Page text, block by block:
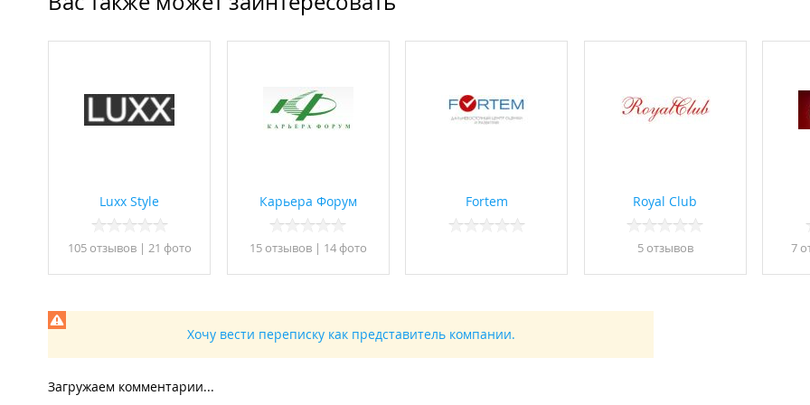
Luxx Style
105 отзывов| 21 фото
Карьера Форум
15 отзывов| 14 фото
Fortem Royal Club
5 отзывов 7
Хочу вести переписку как представитель компании.
Загружаем комментарии...